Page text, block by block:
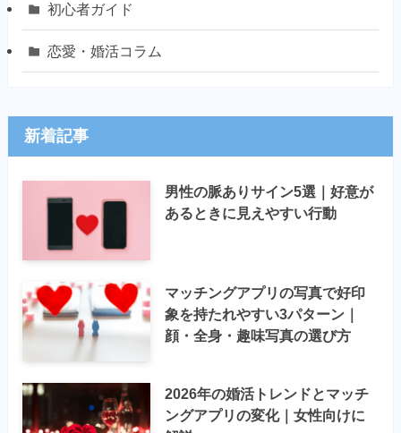
初心者ガイド
恋愛・婚活コラム
新着記事
男性の脈ありサイン5選｜好意が
あるときに見えやすい行動
マッチングアプリの写真で好印
象を持たれやすい3パターン｜
顔・全身・趣味写真の選び方
2026年の婚活トレンドとマッチ
ングアプリの変化｜女性向けに